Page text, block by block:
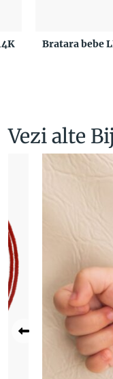
Bratara bebe
Vezi alte